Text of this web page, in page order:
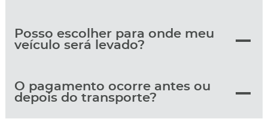
Posso escolher para onde meu
veículo será levado?
O pagamento ocorre antes ou
depois do transporte?